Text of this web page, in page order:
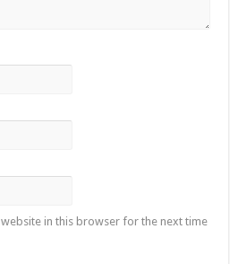
website in this browser for the next time